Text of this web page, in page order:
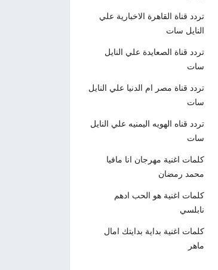
تردد قناة القاهرة الاخبارية علي
النايل سات
تردد قناة الصعايدة علي النايل
سات
تردد قناة مصر ام الدنيا علي النايل
سات
تردد قناه الهويه اليمنيه علي النايل
سات
كلمات اغنية مهرجان انا مافيا
محمد رمضان
كلمات اغنية هو الحب ادهم
نابلسي
كلمات اغنية بداية بدايتك امال
ماهر